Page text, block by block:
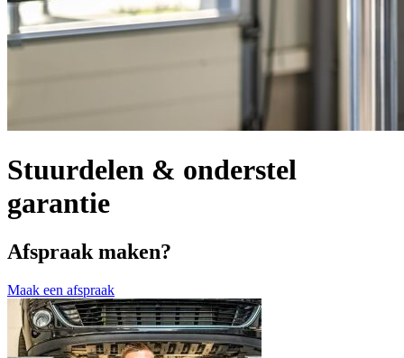
Stuurdelen & onderstel
garantie
Afspraak maken?
Maak een afspraak